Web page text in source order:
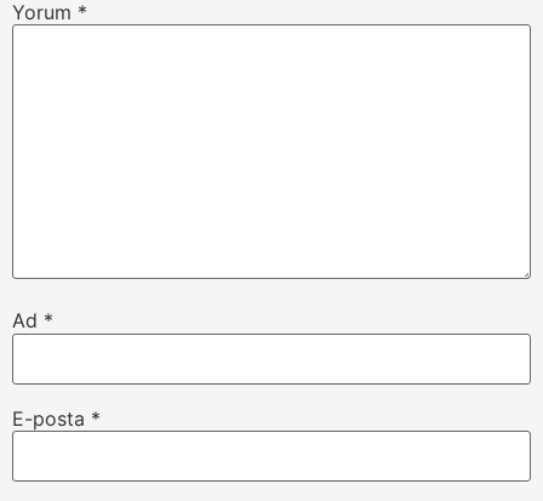
Yorum *
Ad *
E-posta *